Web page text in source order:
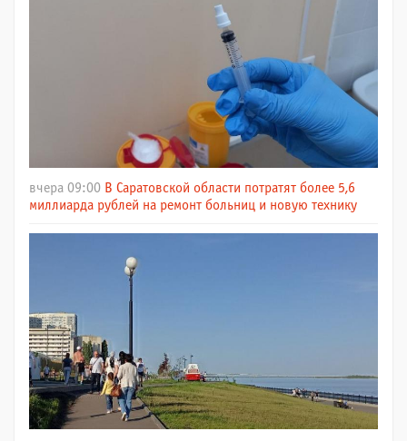
вчера 09:00 В Саратовской области потратят более 5,6
миллиарда рублей на ремонт больниц и новую технику